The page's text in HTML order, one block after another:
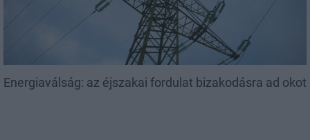
Energiaválság: az éjszakai fordulat bizakodásra ad okot